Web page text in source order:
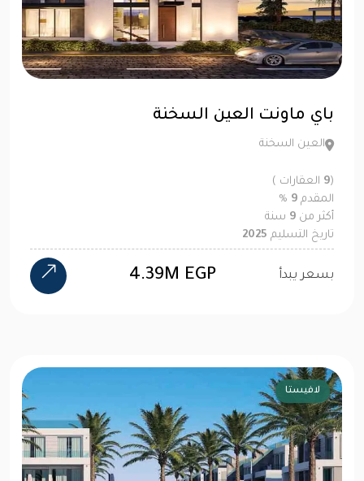
باي ماونت العين السخنة
العين السخنة
(
9 العقارات )
المقدم 9
%
أكثر من 9 سنة
تاريخ التسليم 2025
بسعر يبدأ 4.39M EGP
لافيستا